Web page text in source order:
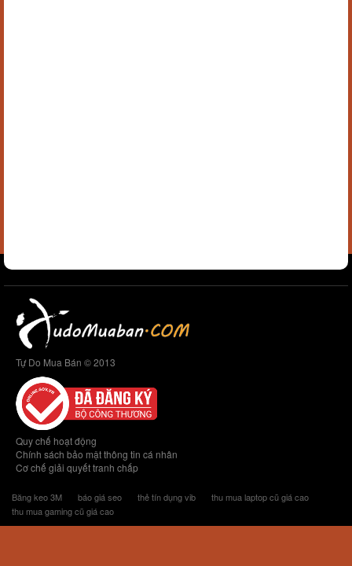
Tự Do Mua Bán © 2013
Quy chế hoạt động
Chính sách bảo mật thông tin cá nhân
Cơ chế giải quyết tranh chấp
Băng keo 3M báo giá seo thẻ tín dụng vib
thu mua laptop cũ giá cao
thu mua gaming cũ giá cao